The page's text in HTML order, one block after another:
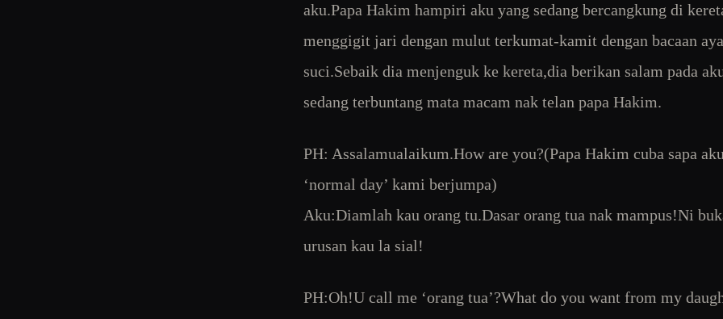
aku.Papa Hakim hampiri aku yang sedang bercangkung di
menggigit jari dengan mulut terkumat-kamit dengan bacaan
suci.Sebaik dia menjenguk ke kereta,dia berikan salam pada
sedang terbuntang mata macam nak telan papa Hakim.
PH: Assalamualaikum.How are you?(Papa Hakim cuba sapa
‘normal day’ kami berjumpa)
Aku:Diamlah kau orang tu.Dasar orang tua nak mampus!Ni
urusan kau la sial!
PH:Oh!U call me ‘orang tua’?What do you want from my